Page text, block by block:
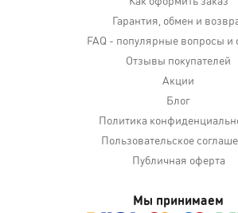
Гарантия, обмен и
FAQ - популярные вопросы и
Отзывы покупателей
Акции
Блог
Политика
Пользовательское
Публичная оферта
Мы принимаем